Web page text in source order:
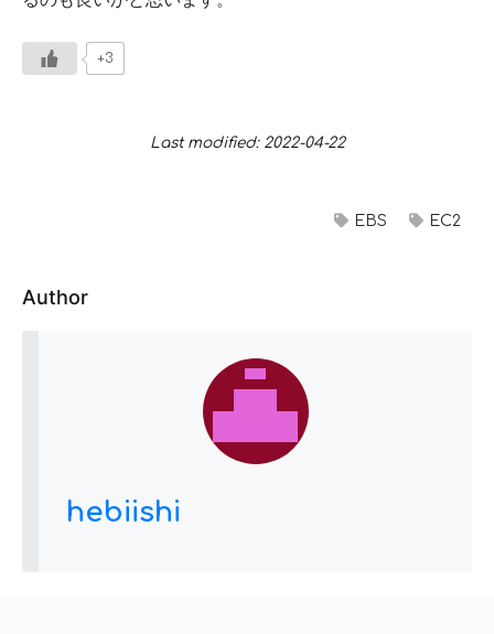
+3
Last modified: 2022-04-22
EBS EC2
Author
hebiishi